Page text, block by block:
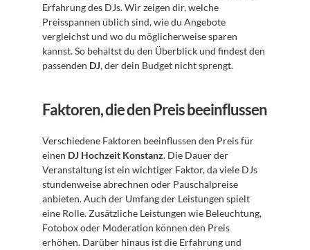
Erfahrung des DJs. Wir zeigen dir, welche
Preisspannen üblich sind, wie du Angebote
vergleichst und wo du möglicherweise sparen
kannst. So behältst du den Überblick und findest den
passenden DJ, der dein Budget nicht sprengt.
Faktoren, die den Preis beeinflussen
Verschiedene Faktoren beeinflussen den Preis für
einen DJ Hochzeit Konstanz. Die Dauer der
Veranstaltung ist ein wichtiger Faktor, da viele DJs
stundenweise abrechnen oder Pauschalpreise
anbieten. Auch der Umfang der Leistungen spielt
eine Rolle. Zusätzliche Leistungen wie Beleuchtung,
Fotobox oder Moderation können den Preis
erhöhen. Darüber hinaus ist die Erfahrung und